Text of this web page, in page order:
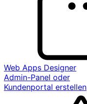
Web Apps Designer
Admin-Panel oder
Kundenportal erstellen